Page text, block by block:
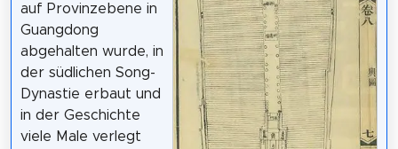
auf Provinzebene in
Guangdong
abgehalten wurde, in
der südlichen Song-
Dynastie erbaut und
in der Geschichte
viele Male verlegt